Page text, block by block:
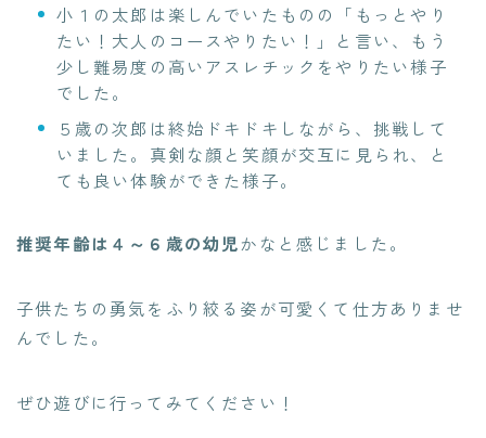
小１の太郎は楽しんでいたものの「もっとやり
たい！大人のコースやりたい！」と言い、もう
少し難易度の高いアスレチックをやりたい様子
でした。
５歳の次郎は終始ドキドキしながら、挑戦して
いました。真剣な顔と笑顔が交互に見られ、と
ても良い体験ができた様子。
推奨年齢は４～６歳の幼児かなと感じました。
子供たちの勇気をふり絞る姿が可愛くて仕方ありませ
んでした。
ぜひ遊びに行ってみてください！